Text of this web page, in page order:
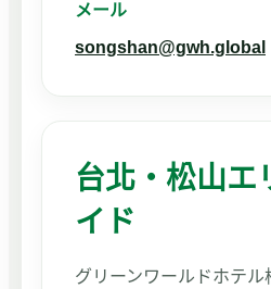
メール
songshan@gwh.global
台北・松山エ
イド
グリーンワールドホテル